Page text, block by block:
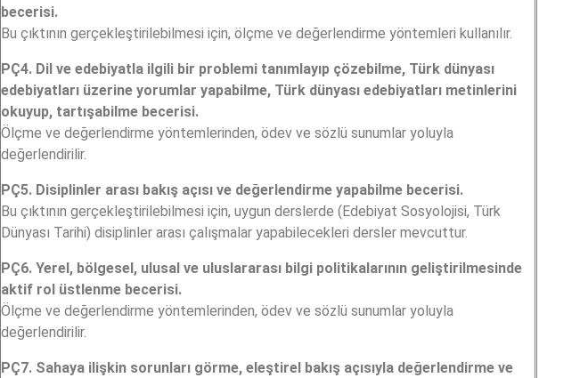
becerisi.
Bu çıktının gerçekleştirilebilmesi için, ölçme ve değerlendirme yöntemleri kullanılır.
PÇ4. Dil ve edebiyatla ilgili bir problemi tanımlayıp çözebilme, Türk dünyası
edebiyatları üzerine yorumlar yapabilme, Türk dünyası edebiyatları metinlerini
okuyup, tartışabilme becerisi.
Ölçme ve değerlendirme yöntemlerinden, ödev ve sözlü sunumlar yoluyla
değerlendirilir.
PÇ5. Disiplinler arası bakış açısı ve değerlendirme yapabilme becerisi.
Bu çıktının gerçekleştirilebilmesi için, uygun derslerde (Edebiyat Sosyolojisi, Türk
Dünyası Tarihi) disiplinler arası çalışmalar yapabilecekleri dersler mevcuttur.
PÇ6. Yerel, bölgesel, ulusal ve uluslararası bilgi politikalarının geliştirilmesinde
aktif rol üstlenme becerisi.
Ölçme ve değerlendirme yöntemlerinden, ödev ve sözlü sunumlar yoluyla
değerlendirilir.
PÇ7. Sahaya ilişkin sorunları görme, eleştirel bakış açısıyla değerlendirme ve